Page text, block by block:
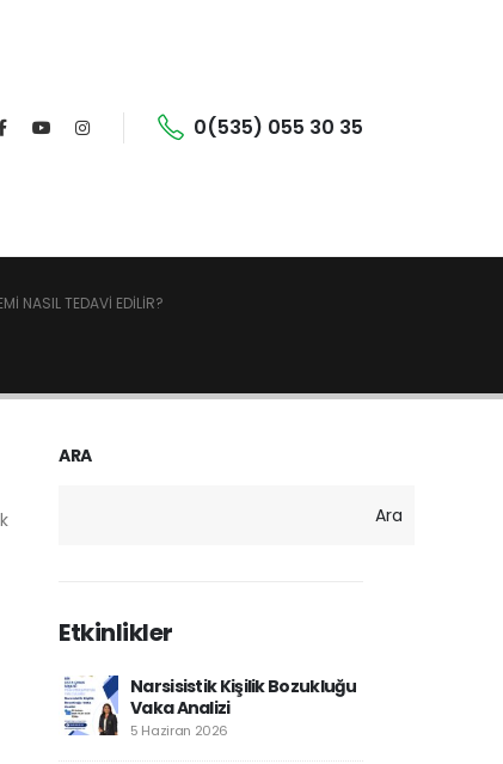
0(535) 055 30 35
NASIL TEDAVI EDILIR?
ARA
Ara
Etkinlikler
Narsisistik Kişilik Bozukluğu
Vaka Analizi
5 Haziran 2026